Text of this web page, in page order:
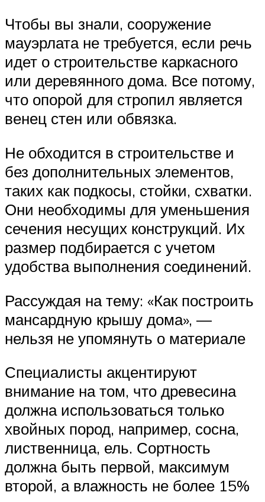
Чтобы вы знали, сооружение
мауэрлата не требуется, если речь
идет о строительстве каркасного
или деревянного дома. Все потому,
что опорой для стропил является
венец стен или обвязка.
Не обходится в строительстве и
без дополнительных элементов,
таких как подкосы, стойки, схватки.
Они необходимы для уменьшения
сечения несущих конструкций. Их
размер подбирается с учетом
удобства выполнения соединений.
Рассуждая на тему: «Как построить
мансардную крышу дома», —
нельзя не упомянуть о материале
Специалисты акцентируют
внимание на том, что древесина
должна использоваться только
хвойных пород, например, сосна,
лиственница, ель. Сортность
должна быть первой, максимум
второй, а влажность не более 15%